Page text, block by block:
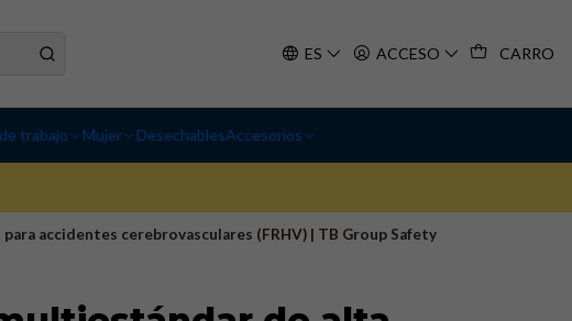
ES ACCESO CARRO
trabajo Mujer DesechablesAccesorios
accidentes cerebrovasculares (FRHV) | TB Group Safety